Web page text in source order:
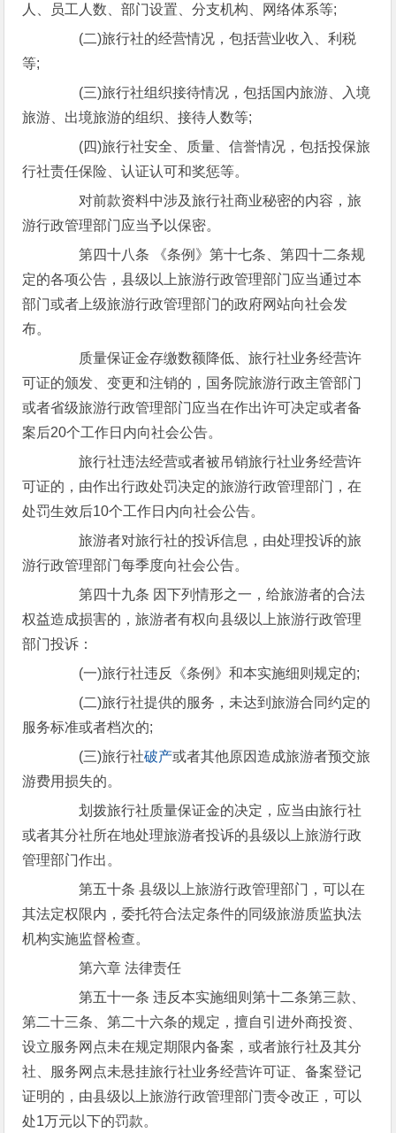
人、员工人数、部门设置、分支机构、网络体系等;
(二)旅行社的经营情况，包括营业收入、利税
等;
(三)旅行社组织接待情况，包括国内旅游、入境
旅游、出境旅游的组织、接待人数等;
(四)旅行社安全、质量、信誉情况，包括投保旅
行社责任保险、认证认可和奖惩等。
对前款资料中涉及旅行社商业秘密的内容，旅
游行政管理部门应当予以保密。
第四十八条 《条例》第十七条、第四十二条规
定的各项公告，县级以上旅游行政管理部门应当通过本
部门或者上级旅游行政管理部门的政府网站向社会发
布。
质量保证金存缴数额降低、旅行社业务经营许
可证的颁发、变更和注销的，国务院旅游行政主管部门
或者省级旅游行政管理部门应当在作出许可决定或者备
案后20个工作日内向社会公告。
旅行社违法经营或者被吊销旅行社业务经营许
可证的，由作出行政处罚决定的旅游行政管理部门，在
处罚生效后10个工作日内向社会公告。
旅游者对旅行社的投诉信息，由处理投诉的旅
游行政管理部门每季度向社会公告。
第四十九条 因下列情形之一，给旅游者的合法
权益造成损害的，旅游者有权向县级以上旅游行政管理
部门投诉：
(一)旅行社违反《条例》和本实施细则规定的;
(二)旅行社提供的服务，未达到旅游合同约定的
服务标准或者档次的;
(三)旅行社破产或者其他原因造成旅游者预交旅
游费用损失的。
划拨旅行社质量保证金的决定，应当由旅行社
或者其分社所在地处理旅游者投诉的县级以上旅游行政
管理部门作出。
第五十条 县级以上旅游行政管理部门，可以在
其法定权限内，委托符合法定条件的同级旅游质监执法
机构实施监督检查。
第六章 法律责任
第五十一条 违反本实施细则第十二条第三款、
第二十三条、第二十六条的规定，擅自引进外商投资、
设立服务网点未在规定期限内备案，或者旅行社及其分
社、服务网点未悬挂旅行社业务经营许可证、备案登记
证明的，由县级以上旅游行政管理部门责令改正，可以
处1万元以下的罚款。